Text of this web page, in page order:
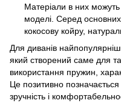
Матеріали в них можуть
моделі. Серед основних
кокосову койру,
Для диванів
який створений саме для
використання пружин,
Це позитивно позначається
зручність і